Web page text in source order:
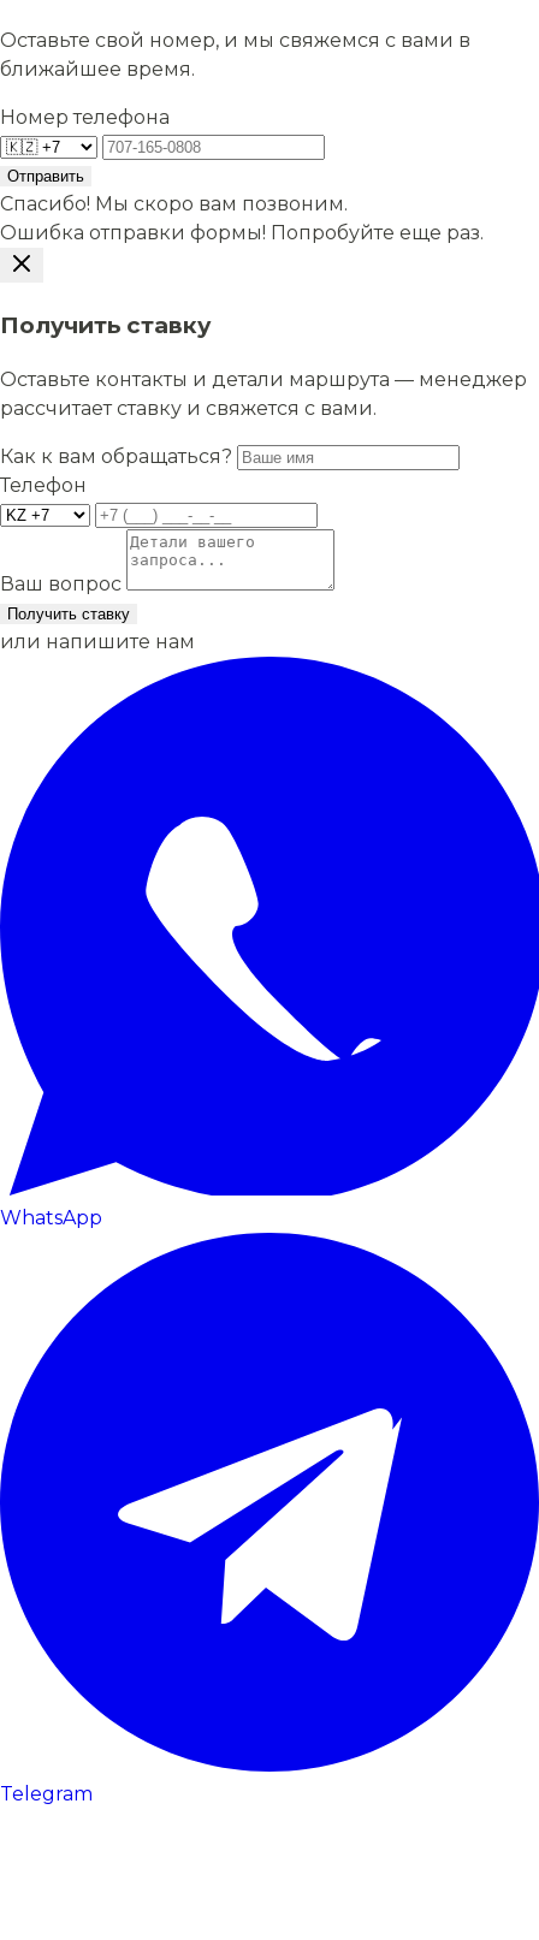
Оставьте свой номер, и мы свяжемся с вами в
ближайшее время.
Номер телефона
Отправить
Спасибо! Мы скоро вам позвоним.
Ошибка отправки формы! Попробуйте еще раз.
Получить ставку
Оставьте контакты и детали маршрута — менеджер
рассчитает ставку и свяжется с вами.
Как к вам обращаться?
Телефон
Ваш вопрос
Получить ставку
или напишите нам
WhatsApp
Telegram